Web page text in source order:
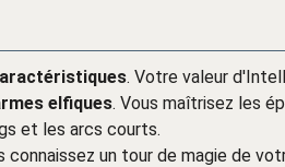
. Votre valeur
elfiques. Vous maîtrisez les
et les arcs courts.
connaissez un tour de magie de